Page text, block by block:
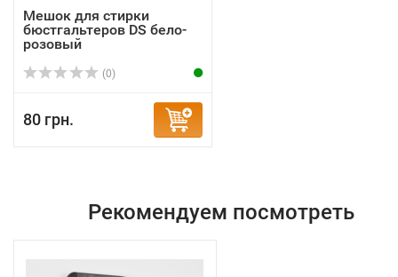
Мешок для стирки
бюстгальтеров DS бело-
розовый
(0)
80 грн.
Рекомендуем посмотреть